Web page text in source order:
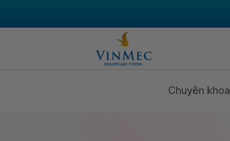
Chuyên khoa